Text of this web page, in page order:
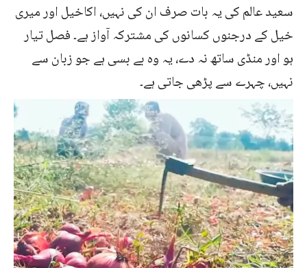
سعید عالم کی یہ بات صرف ان کی نہیں، اکاخیل اور میری
خیل کے درجنوں کسانوں کی مشترکہ آواز ہے۔ فصل تیار
ہو اور منڈی ساتھ نہ دے، یہ وہ بے بسی ہے جو زبان سے
نہیں، چہرے سے پڑھی جاتی ہے۔